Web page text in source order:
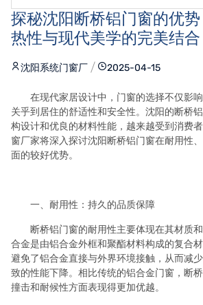
探秘沈阳断桥铝门窗的优
热性与现代美学的完美结合
沈阳系统门窗厂 2025-04-15
在现代家居设计中，门窗的选择不仅影
关乎到居住的舒适性和安全性。沈阳的断桥
构设计和优良的材料性能，越来越受到消费
窗厂家将深入探讨沈阳断桥铝门窗在耐用性
面的较好优势。
一、耐用性：持久的品质保障
断桥铝门窗的耐用性主要体现在其材质
合金是由铝合金外框和聚酯材料构成的复合
避免了铝合金直接与外界环境接触，从而减
致的性能下降。相比传统的铝合金门窗，断
撞击和耐候性方面表现得更加优越。